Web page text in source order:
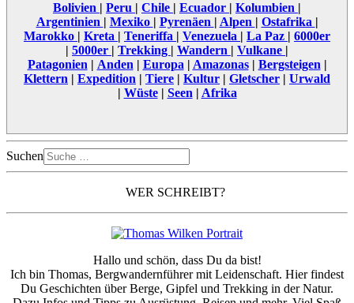
Bolivien | Peru | Chile | Ecuador | Kolumbien |
Argentinien | Mexiko | Pyrenäen | Alpen | Ostafrika |
Marokko | Kreta | Teneriffa | Venezuela | La Paz | 6000er
| 5000er | Trekking | Wandern | Vulkane |
Patagonien | Anden | Europa | Amazonas| Bergsteigen |
Klettern | Expedition | Tiere | Kultur | Gletscher | Urwald
| Wüste| Seen | Afrika
Suchen
WER SCHREIBT?
Hallo und schön, dass Du da bist!
Ich bin Thomas, Bergwandernführer mit Leidenschaft. Hier findest
Du Geschichten über Berge, Gipfel und Trekking in der Natur.